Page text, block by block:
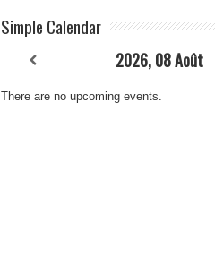
Simple Calendar
2026, 08 Août
There are no upcoming events.